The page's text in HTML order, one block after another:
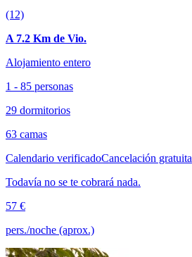
(12)
A 7.2 Km de Vio.
Alojamiento entero
1 - 85 personas
29 dormitorios
63 camas
Calendario verificadoCancelación gratuita
Todavía no se te cobrará nada.
57 €
pers./noche (aprox.)